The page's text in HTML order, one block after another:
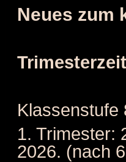
Neues zum
Klassenstufe
1. Trimester:
2026. (nach